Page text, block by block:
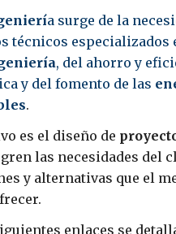
a surge de la
técnicos especializados
, del ahorro y
y del fomento de las
.
es el diseño de
las necesidades del
y alternativas que el
enlaces se